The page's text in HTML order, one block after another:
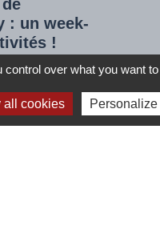
: un week-
!
etc.
08/2026
over what you want to
all cookies Personalize